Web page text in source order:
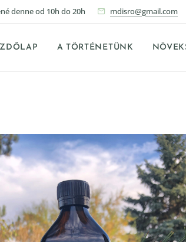
denne od 10h do 20h mdisro@gmail.com
A TÖRTÉNETÜNK